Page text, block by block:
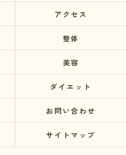
アクセス
整体
美容
ダイエット
お問い合わせ
サイトマップ